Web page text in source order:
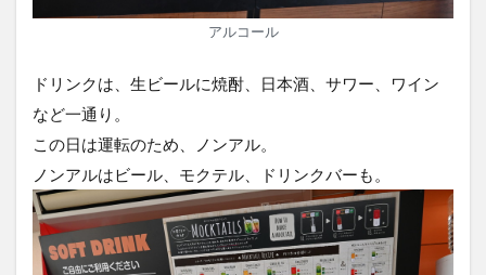
アルコール
ドリンクは、生ビールに焼酎、日本酒、サワー、ワイン
など一通り。
この日は運転のため、ノンアル。
ノンアルはビール、モクテル、ドリンクバーも。